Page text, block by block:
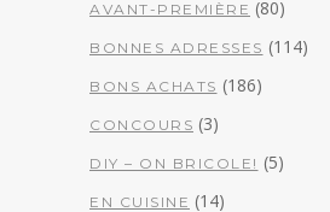
AVANT-PREMIÈRE (80)
BONNES ADRESSES (114)
BONS ACHATS (186)
CONCOURS (3)
DIY – ON BRICOLE! (5)
EN CUISINE (14)